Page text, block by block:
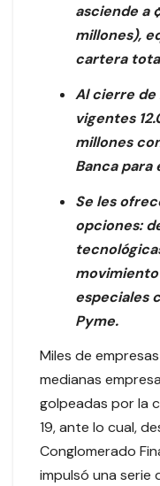
asciende a
millones),
cartera
Al cierre de
vigentes
millones
Banca para
Se les
opciones:
especiales
Pyme.
Miles de
medianas
golpeadas por la
19, ante lo cual,
Conglomerado
impulsó una